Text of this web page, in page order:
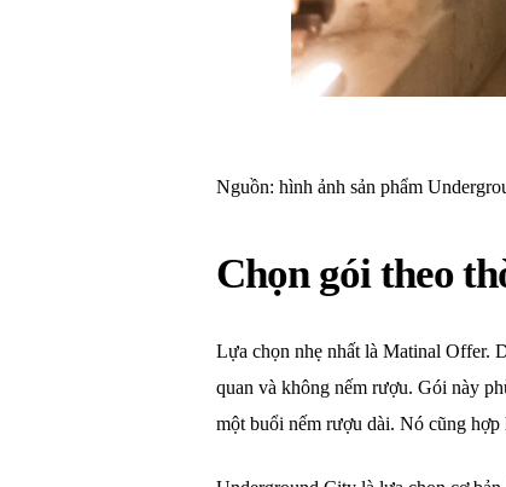
Nguồn: hình ảnh sản phẩm
Chọn gói theo
Lựa chọn nhẹ nhất là Matinal Offer.
quan và không nếm rượu. Gói này
một buổi nếm rượu dài. Nó cũng